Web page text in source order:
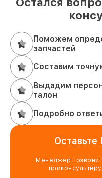
Поможем
запчастей
Составим
Выдадим
талон
Подробно
Оставьте
Менеджер